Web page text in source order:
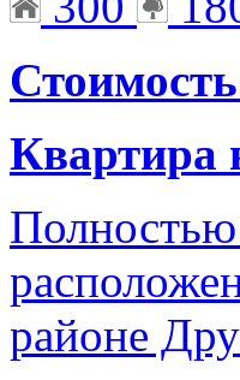
Квартира
Полностью
районе